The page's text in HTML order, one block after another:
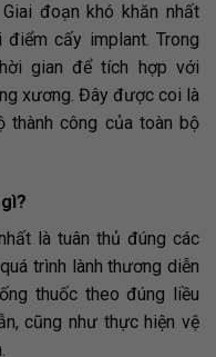
đoạn khó khăn nhất
cấy implant. Trong
gian để tích hợp với
xương. Đây được coi là
thành công của toàn bộ
là tuân thủ đúng các
trình lành thương diễn
thuốc theo đúng liều
cũng như thực hiện vệ